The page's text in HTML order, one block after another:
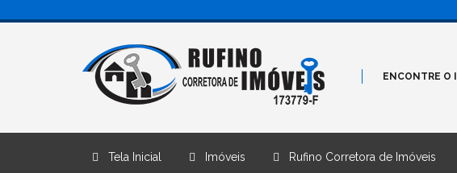
ENCONTRE O
Tela Inicial Imóveis Rufino Corretora de Imóveis